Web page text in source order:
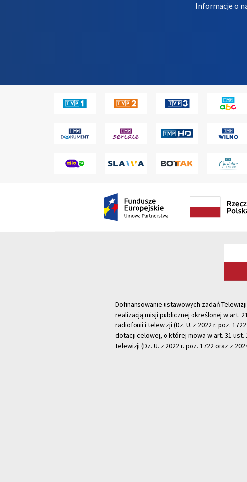
Informacje o
Dofinansowanie ustawowych zadań
realizacją misji publicznej określonej w art.
radiofonii i telewizji (Dz. U. z 2022 r. poz.
dotacji celowej, o której mowa w art. 31 ust.
telewizji (Dz. U. z 2022 r. poz. 1722 oraz z